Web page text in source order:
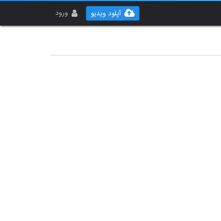
ورود آپلود ویدیو